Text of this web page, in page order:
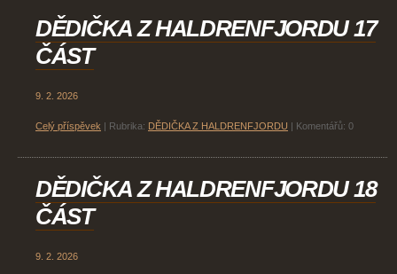
DĚDIČKA Z HALDRENFJORDU 17
ČÁST
9. 2. 2026
Celý příspěvek Rubrika: DĚDIČKA Z HALDRENFJORDU Komentářů: 0
DĚDIČKA Z HALDRENFJORDU 18
ČÁST
9. 2. 2026